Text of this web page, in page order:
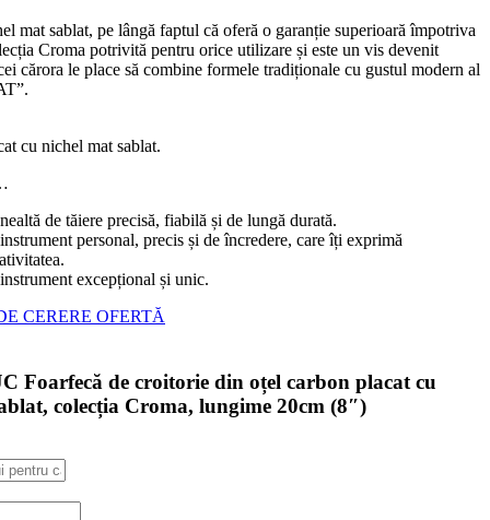
mat sablat, pe lângă faptul că oferă o garanție superioară împotriva
Croma potrivită pentru orice utilizare și este un vis devenit
cărora le place să combine formele tradiționale cu gustul modern al
cu nichel mat sablat.
de tăiere precisă, fiabilă și de lungă durată.
personal, precis și de încredere, care îți exprimă
excepțional și unic.
CERERE OFERTĂ
Foarfecă de croitorie din oțel carbon placat cu
colecția Croma, lungime 20cm (8″)